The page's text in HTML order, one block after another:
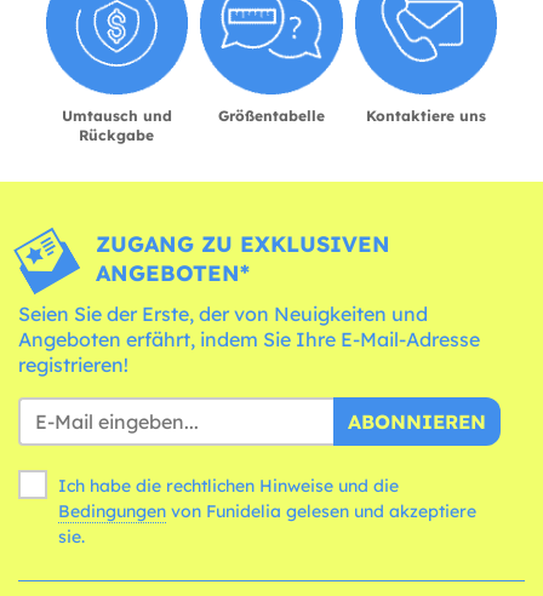
Umtausch und
Rückgabe
Größentabelle Kontaktiere uns
ZUGANG ZU EXKLUSIVEN
ANGEBOTEN*
Seien Sie der Erste, der von Neuigkeiten und
Angeboten erfährt, indem Sie Ihre E-Mail-Adresse
registrieren!
ABONNIEREN
Ich habe die rechtlichen Hinweise und die
Bedingungen
sie.